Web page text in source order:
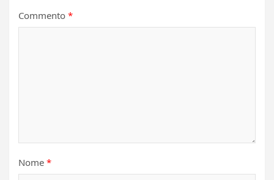
Commento *
Nome *